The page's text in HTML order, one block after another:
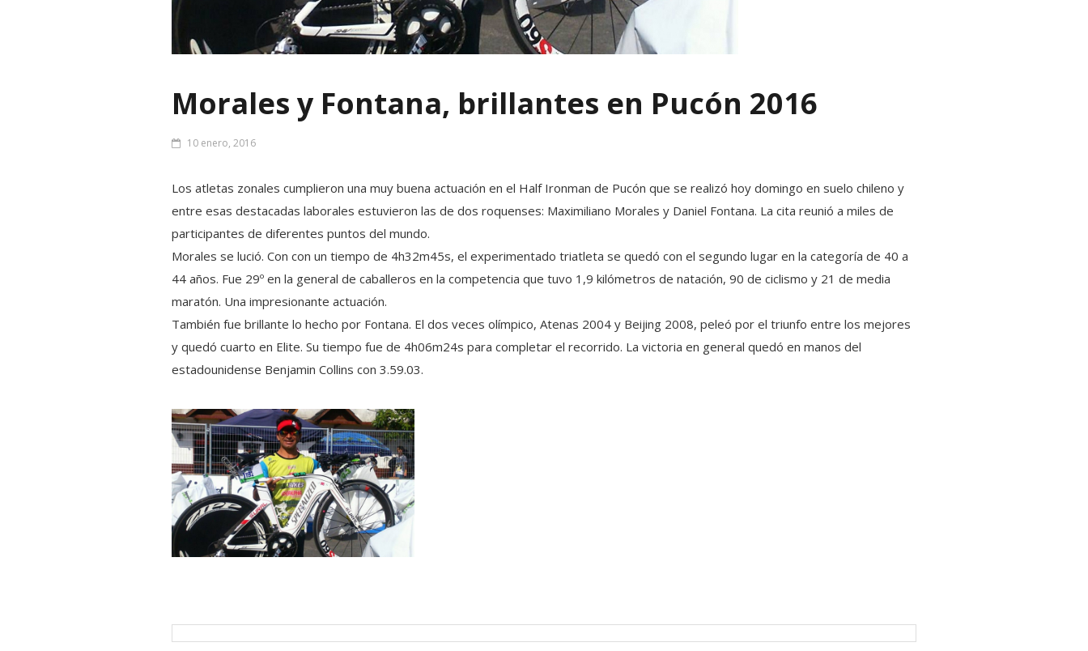
Morales y Fontana, brillantes en Pucón 2016
10 enero, 2016
Los atletas zonales cumplieron una muy buena actuación en el Half Ironman de Pucón que se realizó hoy domingo en suelo chileno y
entre esas destacadas laborales estuvieron las de dos roquenses: Maximiliano Morales y Daniel Fontana. La cita reunió a miles de
participantes de diferentes puntos del mundo.
Morales se lució. Con con un tiempo de 4h32m45s, el experimentado triatleta se quedó con el segundo lugar en la categoría de 40 a
44 años. Fue 29º en la general de caballeros en la competencia que tuvo 1,9 kilómetros de natación, 90 de ciclismo y 21 de media
maratón. Una impresionante actuación.
También fue brillante lo hecho por Fontana. El dos veces olímpico, Atenas 2004 y Beijing 2008, peleó por el triunfo entre los mejores
y quedó cuarto en Elite. Su tiempo fue de 4h06m24s para completar el recorrido. La victoria en general quedó en manos del
estadounidense Benjamin Collins con 3.59.03.